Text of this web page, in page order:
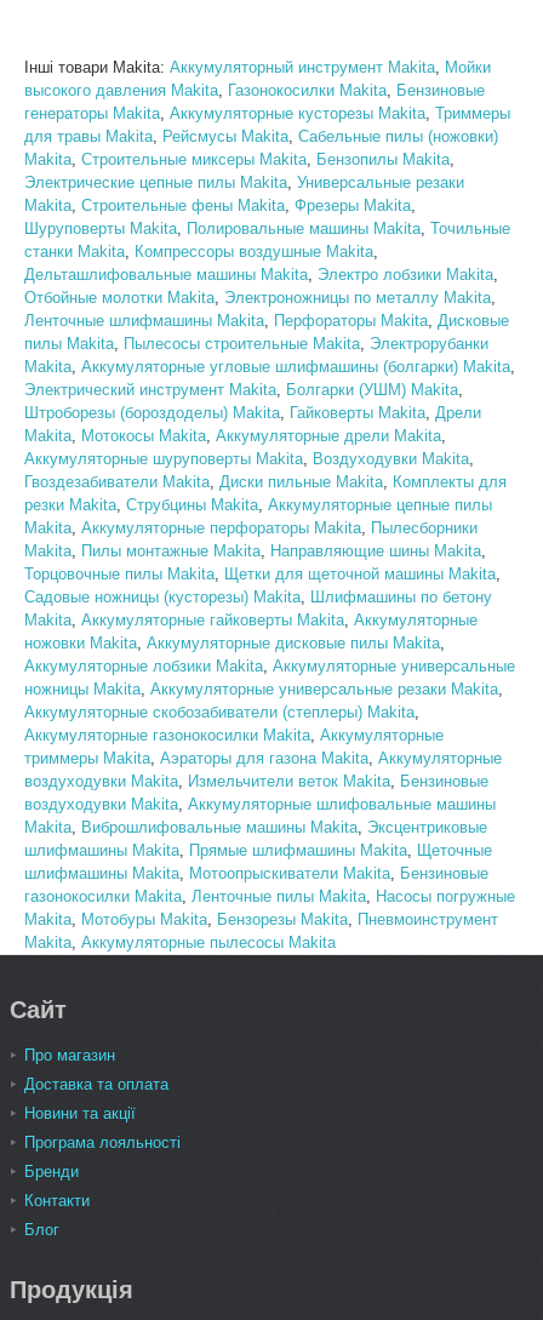
Інші товари Makita: Аккумуляторный инструмент Makita, Мойки
высокого давления Makita, Газонокосилки Makita, Бензиновые
генераторы Makita, Аккумуляторные кусторезы Makita, Триммеры
для травы Makita, Рейсмусы Makita, Сабельные пилы (ножовки)
Makita, Строительные миксеры Makita, Бензопилы Makita,
Электрические цепные пилы Makita, Универсальные резаки
Makita, Строительные фены Makita, Фрезеры Makita,
Шуруповерты Makita, Полировальные машины Makita, Точильные
станки Makita, Компрессоры воздушные Makita,
Дельташлифовальные машины Makita, Электро лобзики Makita,
Отбойные молотки Makita, Электроножницы по металлу Makita,
Ленточные шлифмашины Makita, Перфораторы Makita, Дисковые
пилы Makita, Пылесосы строительные Makita, Электрорубанки
Makita, Аккумуляторные угловые шлифмашины (болгарки) Makita,
Электрический инструмент Makita, Болгарки (УШМ) Makita,
Штроборезы (бороздоделы) Makita, Гайковерты Makita, Дрели
Makita, Мотокосы Makita, Аккумуляторные дрели Makita,
Аккумуляторные шуруповерты Makita, Воздуходувки Makita,
Гвоздезабиватели Makita, Диски пильные Makita, Комплекты для
резки Makita, Струбцины Makita, Аккумуляторные цепные пилы
Makita, Аккумуляторные перфораторы Makita, Пылесборники
Makita, Пилы монтажные Makita, Направляющие шины Makita,
Торцовочные пилы Makita, Щетки для щеточной машины Makita,
Садовые ножницы (кусторезы) Makita, Шлифмашины по бетону
Makita, Аккумуляторные гайковерты Makita, Аккумуляторные
ножовки Makita, Аккумуляторные дисковые пилы Makita,
Аккумуляторные лобзики Makita, Аккумуляторные универсальные
ножницы Makita, Аккумуляторные универсальные резаки Makita,
Аккумуляторные скобозабиватели (степлеры) Makita,
Аккумуляторные газонокосилки Makita, Аккумуляторные
триммеры Makita, Аэраторы для газона Makita, Аккумуляторные
воздуходувки Makita, Измельчители веток Makita, Бензиновые
воздуходувки Makita, Аккумуляторные шлифовальные машины
Makita, Виброшлифовальные машины Makita, Эксцентриковые
шлифмашины Makita, Прямые шлифмашины Makita, Щеточные
шлифмашины Makita, Мотоопрыскиватели Makita, Бензиновые
газонокосилки Makita, Ленточные пилы Makita, Насосы погружные
Makita, Мотобуры Makita, Бензорезы Makita, Пневмоинструмент
Makita, Аккумуляторные пылесосы Makita
Сайт
Про магазин
Доставка та оплата
Новини та акції
Програма лояльності
Бренди
Контакти
Блог
Продукція